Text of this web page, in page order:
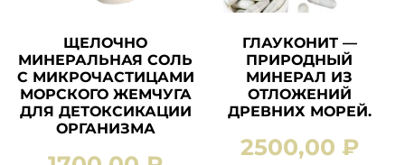
ЩЕЛОЧНО
МИНЕРАЛЬНАЯ СОЛЬ
С МИКРОЧАСТИЦАМИ
МОРСКОГО ЖЕМЧУГА
ДЛЯ ДЕТОКСИКАЦИИ
ОРГАНИЗМА
ГЛАУКОНИТ —
ПРИРОДНЫЙ
МИНЕРАЛ ИЗ
ОТЛОЖЕНИЙ
ДРЕВНИХ МОРЕЙ.
2500,00 ₽